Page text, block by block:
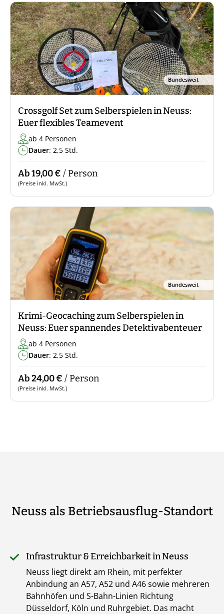
Bundesweit
Crossgolf Set zum Selberspielen in Neuss:
Euer flexibles Teamevent
ab 4 Personen
Dauer: 2,5 Std.
Ab 19,00 € / Person
(Preise inkl. MwSt.)
Bundesweit
Krimi-Geocaching zum Selberspielen in
Neuss: Euer spannendes Detektivabenteuer
ab 4 Personen
Dauer: 2,5 Std.
Ab 24,00 € / Person
(Preise inkl. MwSt.)
Neuss als Betriebsausflug-Standort
Infrastruktur & Erreichbarkeit in Neuss
Neuss liegt direkt am Rhein, mit perfekter
Anbindung an A57, A52 und A46 sowie mehreren
Bahnhöfen und S-Bahn-Linien Richtung
Düsseldorf, Köln und Ruhrgebiet. Das macht